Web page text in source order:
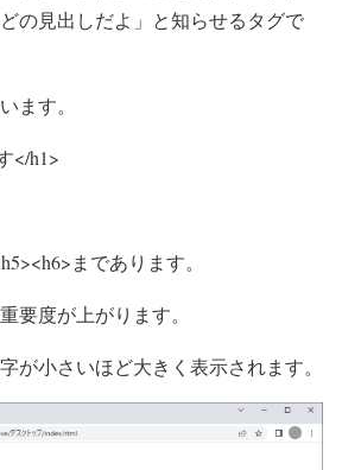
の見出しだよ」と知らせるタグで
ます。
</h1>
まであります。
要度が上がります。
が小さいほど大きく表示されます。